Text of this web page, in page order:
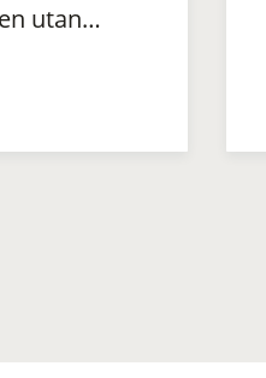
utan…